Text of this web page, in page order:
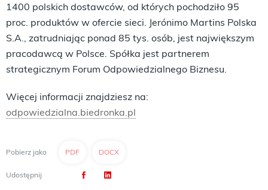
1400 polskich dostawców, od których pochodziło 95
proc. produktów w ofercie sieci. Jerónimo Martins Polska
S.A., zatrudniając ponad 85 tys. osób, jest największym
pracodawcą w Polsce. Spółka jest partnerem
strategicznym Forum Odpowiedzialnego Biznesu.
Więcej informacji znajdziesz na:
odpowiedzialna.biedronka.pl
Pobierz jako PDF DOCX
Udostępnij